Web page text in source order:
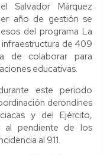
Salvador Márquez
año de gestión se
del programa La
infraestructura de 409
de colaborar para
educativas.
este periodo
derondines
y del Ejército,
al pendiente de los
al 911.